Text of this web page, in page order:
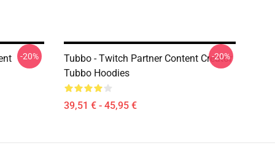
-20%
Tubbo - Twitch Partner Content Creator
Tubbo Hoodies
39,51 € - 45,95 €
-20%